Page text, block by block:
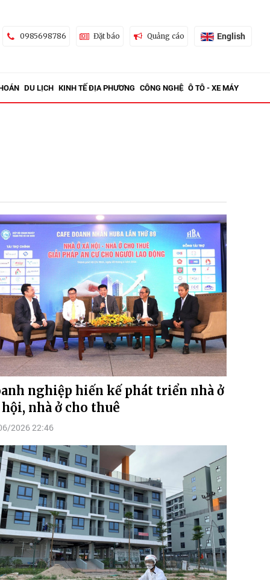
0985698786 Đặt báo Quảng cáo English
DU LỊCH KINH TẾ ĐỊA PHƯƠNG CÔNG NGHỆ Ô TÔ - XE MÁY
nghiệp hiến kế phát triển nhà ở
hội, nhà ở cho thuê
2026 22:46